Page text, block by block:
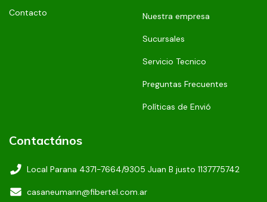
Contacto Nuestra empresa
Sucursales
Servicio Tecnico
Preguntas Frecuentes
Políticas de Envió
Contactános
Local Parana 4371-7664/9305 Juan B justo 1137775742
casaneumann@fibertel.com.ar